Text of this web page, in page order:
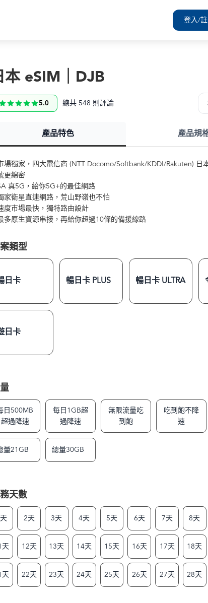
登入/
本 eSIM｜DJB
5.0 總共 548 則評論
產品特色 產品規
場獨家，四大電信商 (NTT Docomo/Softbank/KDDI/Rakuten) 日
更綿密
真5G，給你5G+的最佳網路
家衛星直連網路，荒山野嶺也不怕
度市場最快，獨特路由設計
多原生資源串接，再給你超過10條的備援線路
類型
日卡 暢日卡 PLUS 暢日卡 ULTRA
日卡
日500MB
超過降速
每日1GB超
過降速
無限流量吃
到飽
吃到飽不降
速
量21GB 總量30GB
天數
2天 3天 4天 5天 6天 7天 8天
天 12天 13天 14天 15天 16天 17天 18天
天 22天 23天 24天 25天 26天 27天 28天